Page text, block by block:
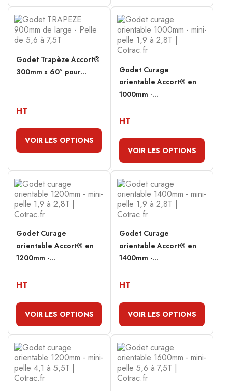
Godet Trapèze Accort®
300mm x 60° pour...
HT
VOIR LES OPTIONS
Godet Curage
orientable Accort® en
1000mm -...
HT
VOIR LES OPTIONS
Godet Curage
orientable Accort® en
1200mm -...
HT
VOIR LES OPTIONS
Godet Curage
orientable Accort® en
1400mm -...
HT
VOIR LES OPTIONS